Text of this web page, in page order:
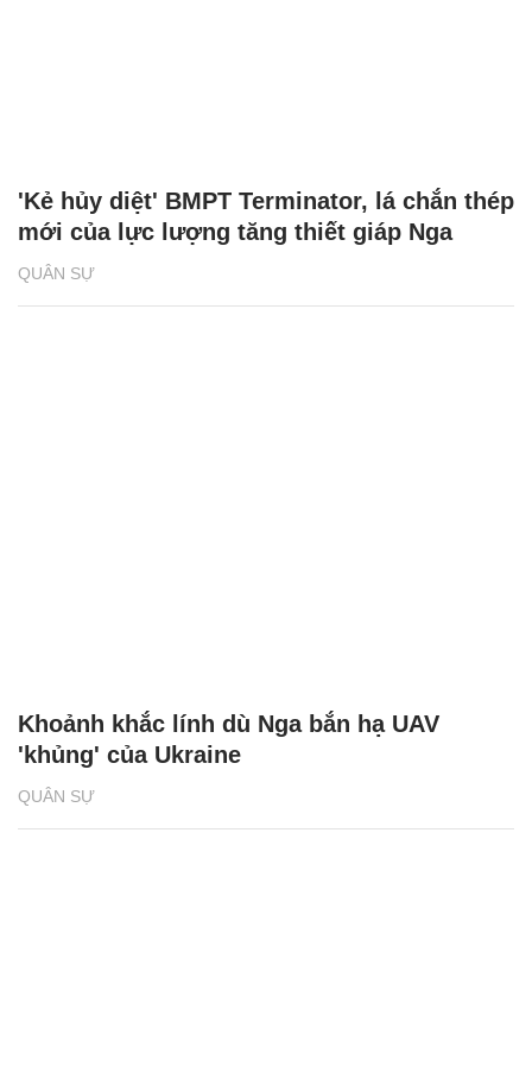
QUÂN SỰ
'Kẻ hủy diệt' BMPT Terminator, lá chắn thép
mới của lực lượng tăng thiết giáp Nga
QUÂN SỰ
Khoảnh khắc lính dù Nga bắn hạ UAV
'khủng' của Ukraine